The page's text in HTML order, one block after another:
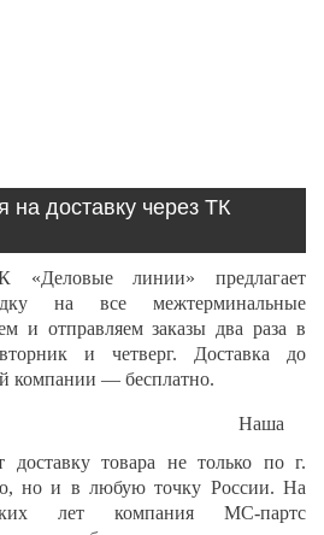
на доставку через ТК
линии» предлагает
на все межтерминальные
и отправляем заказы два раза в
и четверг. Доставка до
компании — бесплатно.
Наша
доставку товара не только по г.
но и в любую точку России. На
лет компания МС-партс